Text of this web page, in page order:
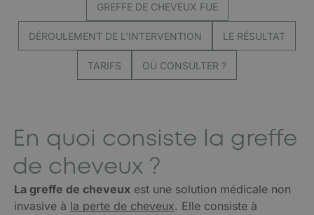
GREFFE DE CHEVEUX FUE
DÉROULEMENT DE L'INTERVENTION LE RÉSULTAT
TARIFS OÙ CONSULTER ?
En quoi consiste la greffe
de cheveux ?
La greffe de cheveux est une solution médicale non
invasive à la perte de cheveux. Elle consiste à